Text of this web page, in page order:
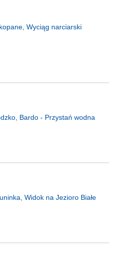
Wyciąg narciarski
Bardo - Przystań wodna
Widok na Jezioro Białe